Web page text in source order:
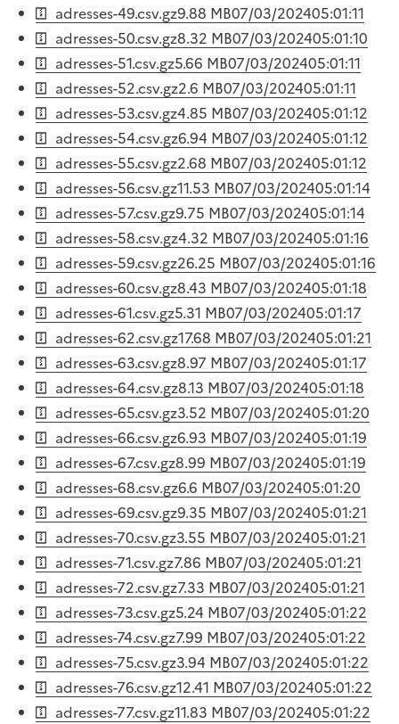
adresses-49.csv.gz9.88 MB07/03/202405:01:11
adresses-50.csv.gz8.32 MB07/03/202405:01:10
adresses-51.csv.gz5.66 MB07/03/202405:01:11
adresses-52.csv.gz2.6 MB07/03/202405:01:11
adresses-53.csv.gz4.85 MB07/03/202405:01:12
adresses-54.csv.gz6.94 MB07/03/202405:01:12
adresses-55.csv.gz2.68 MB07/03/202405:01:12
adresses-56.csv.gz11.53 MB07/03/202405:01:14
adresses-57.csv.gz9.75 MB07/03/202405:01:14
adresses-58.csv.gz4.32 MB07/03/202405:01:16
adresses-59.csv.gz26.25 MB07/03/202405:01:16
adresses-60.csv.gz8.43 MB07/03/202405:01:18
adresses-61.csv.gz5.31 MB07/03/202405:01:17
adresses-62.csv.gz17.68 MB07/03/202405:01:21
adresses-63.csv.gz8.97 MB07/03/202405:01:17
adresses-64.csv.gz8.13 MB07/03/202405:01:18
adresses-65.csv.gz3.52 MB07/03/202405:01:20
adresses-66.csv.gz6.93 MB07/03/202405:01:19
adresses-67.csv.gz8.99 MB07/03/202405:01:19
adresses-68.csv.gz6.6 MB07/03/202405:01:20
adresses-69.csv.gz9.35 MB07/03/202405:01:21
adresses-70.csv.gz3.55 MB07/03/202405:01:21
adresses-71.csv.gz7.86 MB07/03/202405:01:21
adresses-72.csv.gz7.33 MB07/03/202405:01:21
adresses-73.csv.gz5.24 MB07/03/202405:01:22
adresses-74.csv.gz7.99 MB07/03/202405:01:22
adresses-75.csv.gz3.94 MB07/03/202405:01:22
adresses-76.csv.gz12.41 MB07/03/202405:01:22
adresses-77.csv.gz11.83 MB07/03/202405:01:22